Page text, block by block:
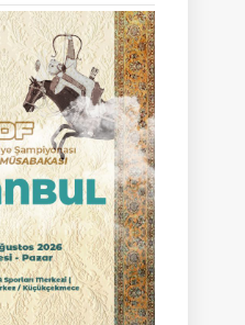
KÖKBÖRÜ
LİGİ
|
Yarı
Final
Müsabakası
15
Ağustos
2026
|
Ulupamir-